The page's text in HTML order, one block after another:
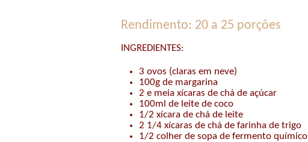
Rendimento: 20 a 25 porções
INGREDIENTES:
3 ovos (claras em neve)
100g de margarina
2 e meia xícaras de chá de açúcar
100ml de leite de coco
1/2 xícara de chá de leite
2 1/4 xícaras de chá de farinha de trigo
1/2 colher de sopa de fermento químico